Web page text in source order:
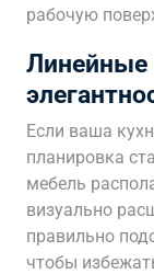
рабочую
Линейные
Если ваша
планировка
мебель
визуально
правильно
чтобы